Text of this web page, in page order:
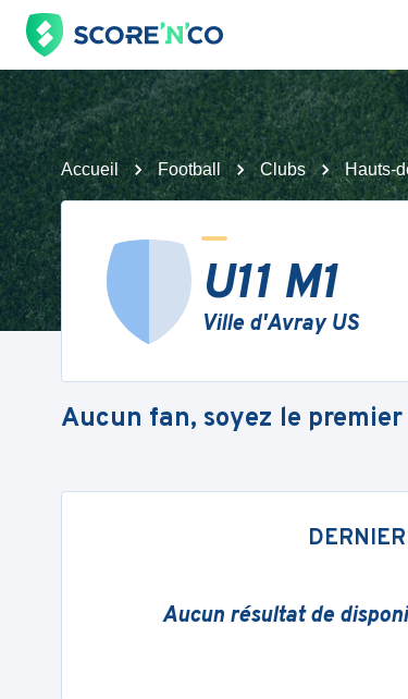
Accueil Football Clubs Hauts-
U11 M1
Ville d'Avray US
Aucun fan, soyez le premier
Aucun résultat de